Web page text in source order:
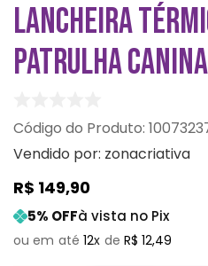
LANCHEIRA
PATRULHA CANINA
:
Vendido por: zonacriativa
R$ 149,90
5% OFFà vista no Pix
12 R$ 12,49